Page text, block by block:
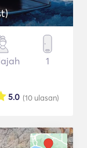
1
(10 ulasan)
5.0